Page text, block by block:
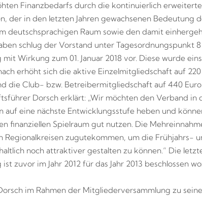
Finanzbedarfs durch die kontinuierlich
der in den letzten Jahren gewachsenen Bedeutung
deutschsprachigen Raum sowie den damit
schlug der Vorstand unter Tagesordnungspunkt
mit Wirkung zum 01. Januar 2018 vor. Diese wurde
erhöht sich die aktive Einzelmitgliedschaft auf
die Club- bzw. Betreibermitgliedschaft auf 440
Dorsch erklärt: „Wir möchten den Verband in
auf eine nächste Entwicklungsstufe heben und
finanziellen Spielraum gut nutzen. Die
Regionalkreisen zugutekommen, um die Frühjahrs-
noch attraktiver gestalten zu können.“ Die
zuvor im Jahr 2012 für das Jahr 2013 beschlossen
im Rahmen der Mitgliederversammlung zu